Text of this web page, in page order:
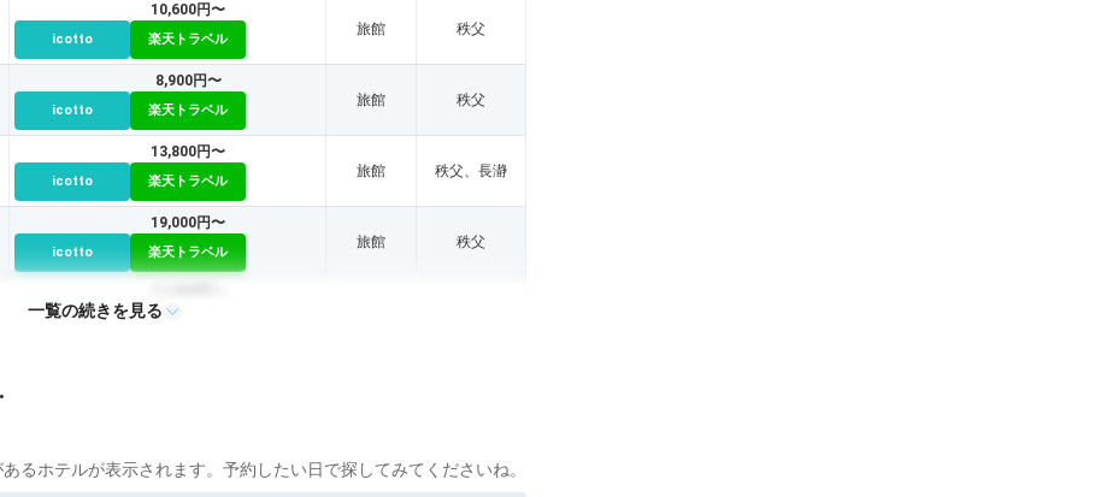
icotto
10,600円〜
楽天トラベル
旅館 秩父
icotto
8,900円〜
楽天トラベル
旅館 秩父
icotto
13,800円〜
楽天トラベル
旅館 秩父、長瀞
icotto
19,000円〜
楽天トラベル
旅館 秩父
icotto 楽天トラベル
icotto 楽天トラベル
一覧の続きを見る
るホテルが表示されます。予約したい日で探してみてくださいね。